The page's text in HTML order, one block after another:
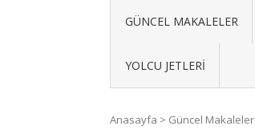
GÜNCEL MAKALELER
YOLCU JETLERI
Anasayfa > Güncel Makaleler